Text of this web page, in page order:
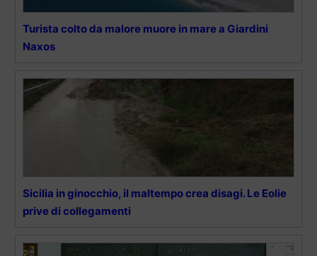
Turista colto da malore muore in mare a Giardini
Naxos
Sicilia in ginocchio, il maltempo crea disagi. Le Eolie
prive di collegamenti